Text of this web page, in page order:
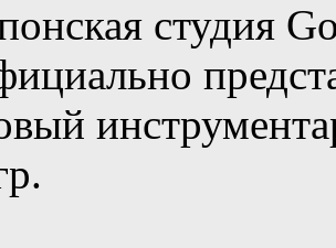
студия